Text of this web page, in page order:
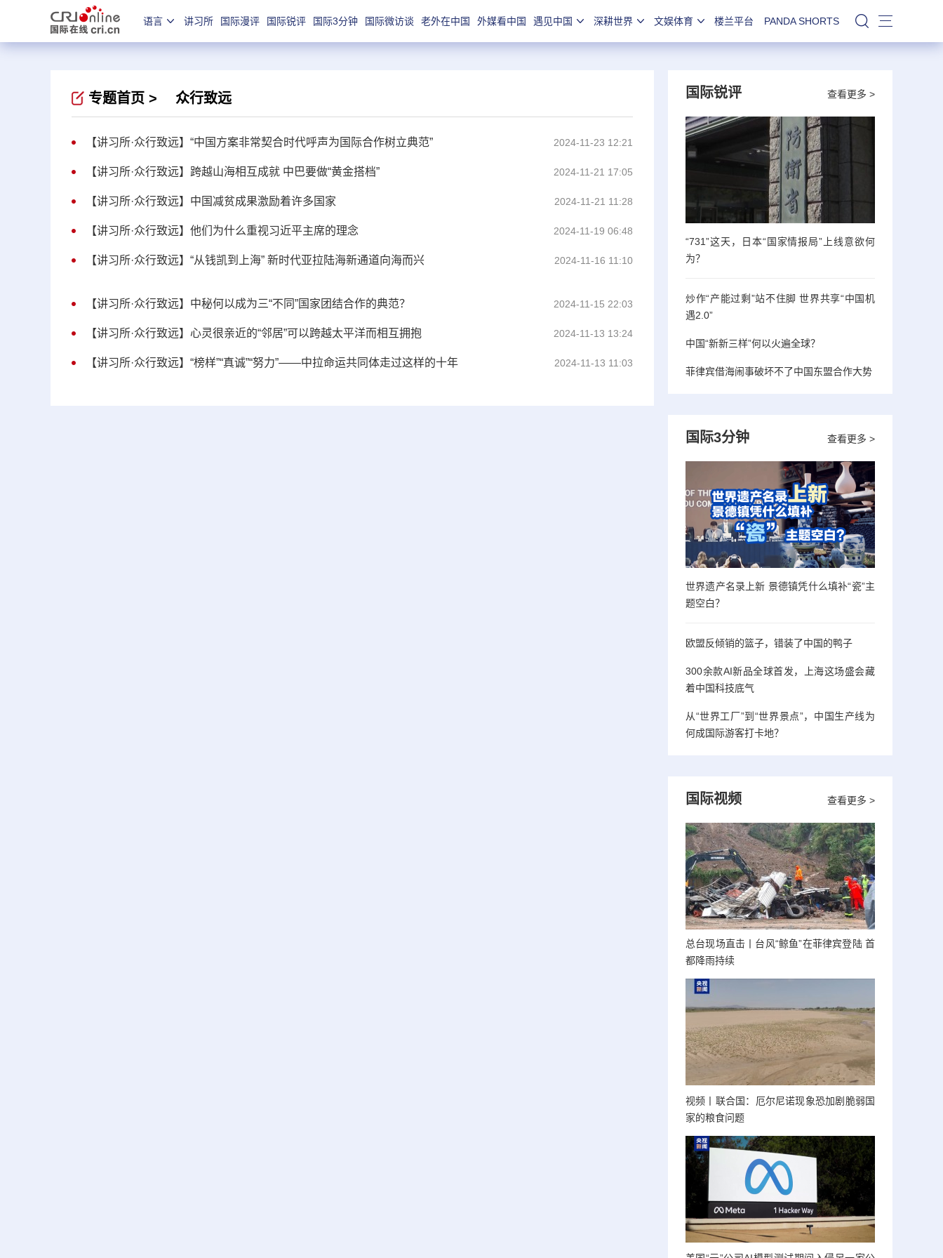
语言 讲习所 国际漫评 国际锐评 国际3分钟 国际微访谈 老外在中国 外媒看中国 遇见中国 深耕世界 文娱体育 楼兰平台 PANDA SHORTS 站内搜索
专题首页 > 众行致远
【讲习所·众行致远】“中国方案非常契合时代呼声为国际合作树立典范” 2024-11-23 12:21
【讲习所·众行致远】跨越山海相互成就 中巴要做“黄金搭档” 2024-11-21 17:05
【讲习所·众行致远】中国减贫成果激励着许多国家 2024-11-21 11:28
【讲习所·众行致远】他们为什么重视习近平主席的理念 2024-11-19 06:48
【讲习所·众行致远】“从钱凯到上海” 新时代亚拉陆海新通道向海而兴 2024-11-16 11:10
【讲习所·众行致远】中秘何以成为三“不同”国家团结合作的典范？ 2024-11-15 22:03
【讲习所·众行致远】心灵很亲近的“邻居”可以跨越太平洋而相互拥抱 2024-11-13 13:24
【讲习所·众行致远】“榜样”“真诚”“努力”——中拉命运共同体走过这样的十年 2024-11-13 11:03
查看更多 >
国际锐评
“731”这天，日本“国家情报局”上线意欲何
为？
炒作“产能过剩”站不住脚 世界共享“中国机
遇2.0”
中国“新新三样”何以火遍全球？
菲律宾借海闹事破坏不了中国东盟合作大势
查看更多 >
国际3分钟
世界遗产名录上新 景德镇凭什么填补“瓷”主
题空白？
欧盟反倾销的篮子，错装了中国的鸭子
300余款AI新品全球首发，上海这场盛会藏
着中国科技底气
从“世界工厂”到“世界景点”，中国生产线为
何成国际游客打卡地？
查看更多 >
国际视频
总台现场直击丨台风“鲸鱼”在菲律宾登陆 首
都降雨持续
视频丨联合国：厄尔尼诺现象恐加剧脆弱国
家的粮食问题